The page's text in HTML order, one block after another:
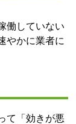
働していない
やかに業者に
て「効きが悪